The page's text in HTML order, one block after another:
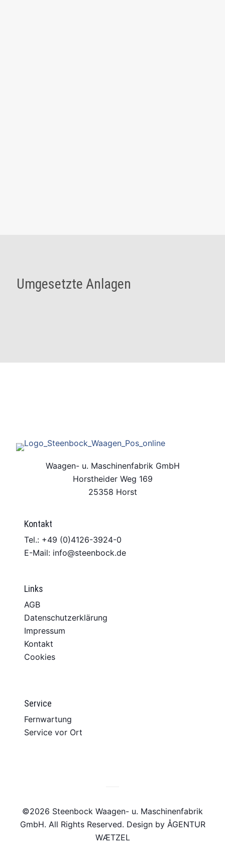
Umgesetzte Anlagen
Waagen- u. Maschinenfabrik GmbH
Horstheider Weg 169
25358 Horst
Kontakt
Tel.: +49 (0)4126-3924-0
E-Mail: info@steenbock.de
Links
AGB
Datenschutzerklärung
Impressum
Kontakt
Cookies
Service
Fernwartung
Service vor Ort
©2026 Steenbock Waagen- u. Maschinenfabrik
GmbH. All Rights Reserved. Design by ÅGENTUR
WÆTZEL